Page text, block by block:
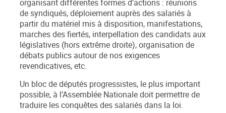
organisant différentes formes d’actions : réunions
de syndiqués, déploiement auprès des salariés à
partir du matériel mis à disposition, manifestations,
marches des fiertés, interpellation des candidats aux
législatives (hors extrême droite), organisation de
débats publics autour de nos exigences
revendicatives, etc.
Un bloc de députés progressistes, le plus important
possible, à l’Assemblée Nationale doit permettre de
traduire les conquêtes des salariés dans la loi.